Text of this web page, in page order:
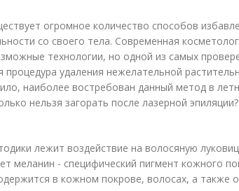
огромное количество способов
со своего тела. Современная
технологии, но одной из самых
процедура удаления нежелательной
наиболее востребован данный метод в
нельзя загорать после лазерной эпиляции?
лежит воздействие на волосяную
меланин - специфический пигмент кожного
в кожном покрове, волосах, а также